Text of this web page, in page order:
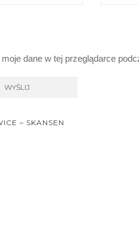
dane w tej przeglądarce
– SKANSEN